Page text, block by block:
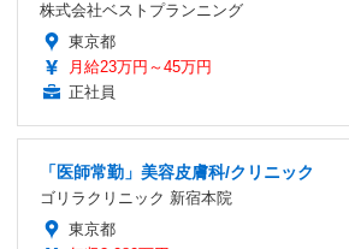
株式会社ベストプランニング
東京都
月給23万円～45万円
正社員
「医師常勤」美容皮膚科/クリニック
ゴリラクリニック 新宿本院
東京都